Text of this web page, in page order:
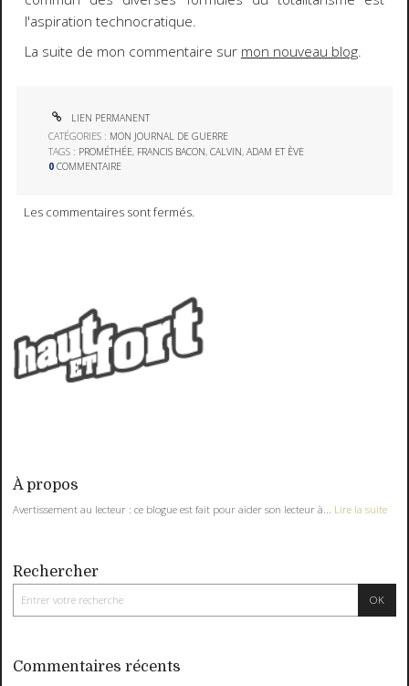
À propos
Avertissement au lecteur : ce blogue est fait pour aider son lecteur à... Lire la suite
Rechercher
Commentaires récents
l'aspiration technocratique.
La suite de mon commentaire sur mon nouveau blog.
LIEN PERMANENT
CATÉGORIES : MON JOURNAL DE GUERRE
TAGS : PROMÉTHÉE, FRANCIS BACON,CALVIN,ADAM ET ÈVE
0 COMMENTAIRE
Les commentaires sont fermés.